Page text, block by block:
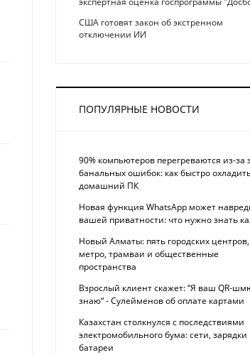
США готовят закон об экстренном
отключении ИИ
ПОПУЛЯРНЫЕ НОВОСТИ
90% компьютеров перегреваются из-за
банальных ошибок: как быстро
домашний ПК
Новая функция WhatsApp может
вашей приватности: что нужно знать
Новый Алматы: пять городских центров,
метро, трамваи и общественные
пространства
Взрослый клиент скажет: “Я ваш QR-
знаю“ - Сулейменов об оплате картами
Казахстан столкнулся с последствиями
электромобильного бума: сети, зарядки
батареи